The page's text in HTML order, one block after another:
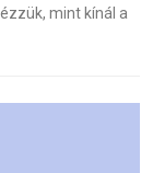
mint kínál a